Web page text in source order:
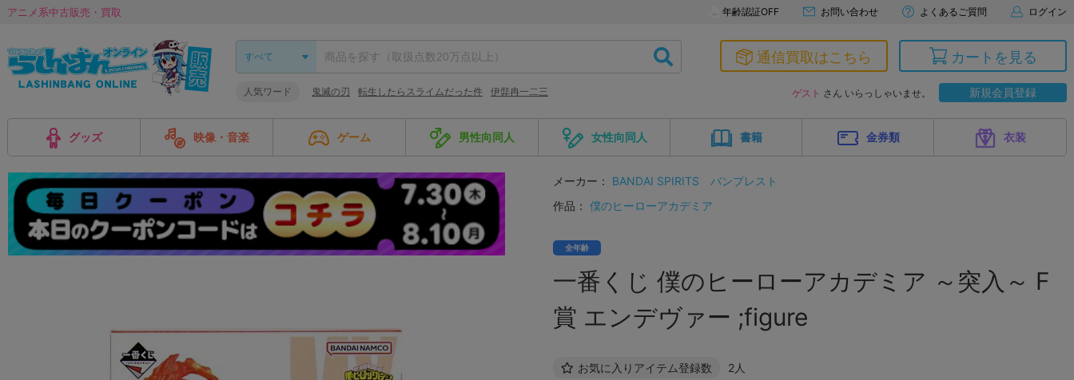
アニメ系中古販売・買取 年齢認証OFF お問い合わせ よくあるご質問 ログイン
人気ワード 鬼滅の刃 転生したらスライムだった件 伊弉冉一二三
通信買取はこちら カートを見る
ゲスト さん いらっしゃいませ。 新規会員登録
グッズ 映像・音楽 ゲーム 男性向同人 女性向同人 書籍 金券類 衣装
メーカー： BANDAI SPIRITS
バンプレスト
作品： 僕のヒーローアカデミア
全年齢
一番くじ 僕のヒーローアカデミア ～突入～ F
賞 エンデヴァー ;figure
お気に入りアイテム登録数 2人